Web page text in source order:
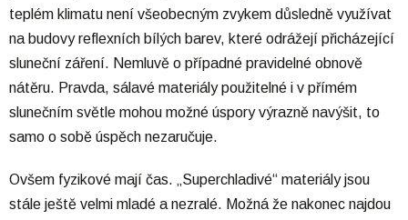
teplém klimatu není všeobecným zvykem důsledně využívat
na budovy reflexních bílých barev, které odrážejí přicházející
sluneční záření. Nemluvě o případné pravidelné obnově
nátěru. Pravda, sálavé materiály použitelné i v přímém
slunečním světle mohou možné úspory výrazně navýšit, to
samo o sobě úspěch nezaručuje.
Ovšem fyzikové mají čas. „Superchladivé“ materiály jsou
stále ještě velmi mladé a nezralé. Možná že nakonec najdou